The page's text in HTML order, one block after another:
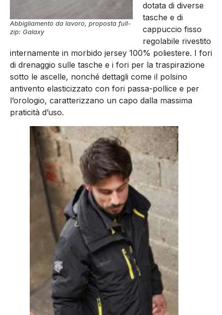
Abbigliamento da lavoro, proposta full-
zip: Galaxy
dotata di diverse
tasche e di
cappuccio fisso
regolabile rivestito
internamente in morbido jersey 100% poliestere. I fori
di drenaggio sulle tasche e i fori per la traspirazione
sotto le ascelle, nonché dettagli come il polsino
antivento elasticizzato con fori passa-pollice e per
l’orologio, caratterizzano un capo dalla massima
praticità d’uso.